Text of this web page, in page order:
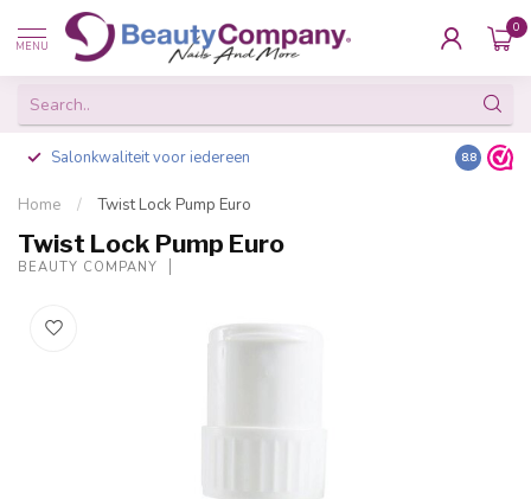
MENU
0
Salonkwaliteit voor iedereen Gratis
8.8
Home / Twist Lock Pump Euro
Twist Lock Pump Euro
BEAUTY COMPANY